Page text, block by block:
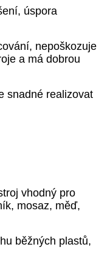
úspora
nepoškozuje
a má dobrou
snadné realizovat
vhodný pro
mosaz, měď,
běžných plastů,